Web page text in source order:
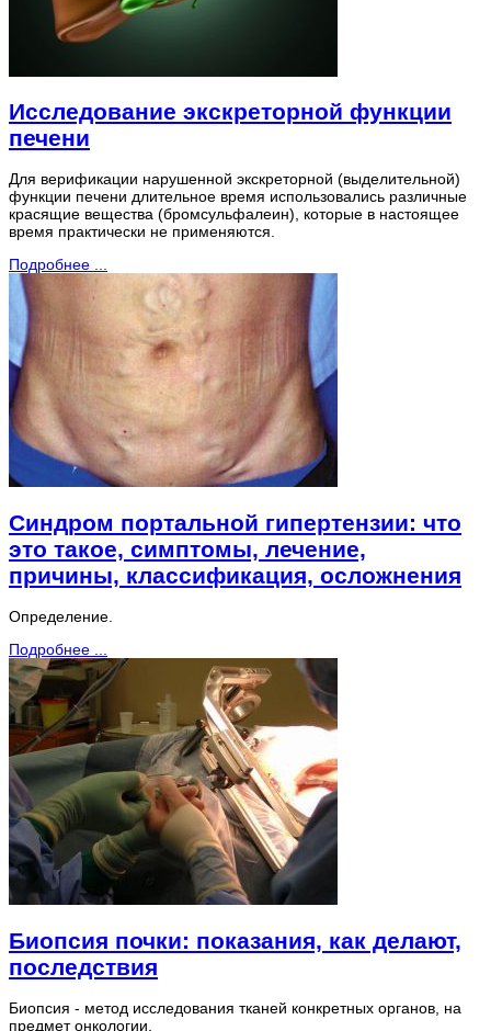
Исследование экскреторной функции
печени
Для верификации нарушенной экскреторной (выделительной)
функции печени длительное время использовались различные
красящие вещества (бромсульфалеин), которые в настоящее
время практически не применяются.
Подробнее ...
Синдром портальной гипертензии: что
это такое, симптомы, лечение,
причины, классификация, осложнения
Определение.
Подробнее ...
Биопсия почки: показания, как делают,
последствия
Биопсия - метод исследования тканей конкретных органов, на
предмет онкологии.